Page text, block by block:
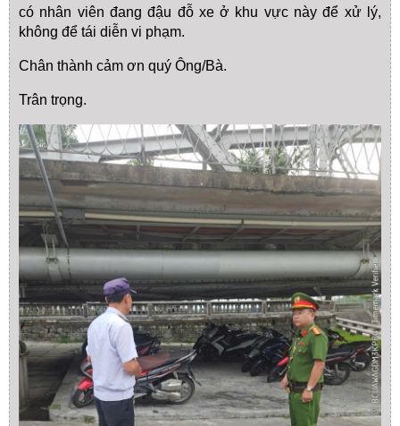
có nhân viên đang đậu đỗ xe ở khu vực này để xử lý,
không để tái diễn vi phạm.
Chân thành cảm ơn quý Ông/Bà.
Trân trọng.